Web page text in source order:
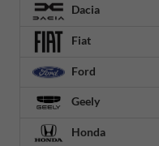
Dacia
Fiat
Ford
Geely
Honda